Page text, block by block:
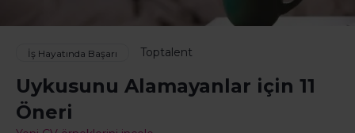
İş Hayatında Başarı Toptalent
Uykusunu Alamayanlar için 11
Öneri